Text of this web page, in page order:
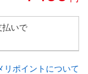
払いで
リポイントについて